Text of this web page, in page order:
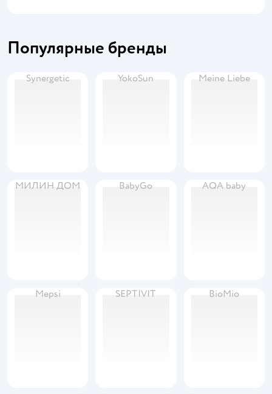
Популярные бренды
Synergetic YokoSun Meine Liebe
МИЛИН ДОМ BabyGo AQA baby
Mepsi SEPTIVIT BioMio